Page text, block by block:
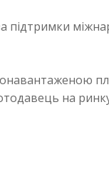
на